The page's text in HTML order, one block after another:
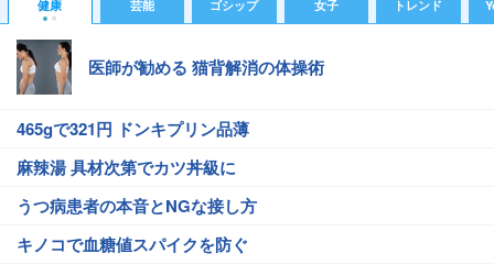
健康 芸能 ゴシップ 女子 トレンド
医師が勧める 猫背解消の体操術
465gで321円 ドンキプリン品薄
麻辣湯 具材次第でカツ丼級に
うつ病患者の本音とNGな接し方
キノコで血糖値スパイクを防ぐ